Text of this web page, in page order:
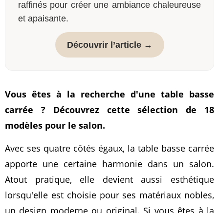
raffinés pour créer une ambiance chaleureuse
et apaisante.
Découvrir l’article →
Vous êtes à la recherche d'une table basse
carrée ? Découvrez cette sélection de 18
modèles pour le salon.
Avec ses quatre côtés égaux, la table basse carrée
apporte une certaine harmonie dans un salon.
Atout pratique, elle devient aussi esthétique
lorsqu'elle est choisie pour ses matériaux nobles,
un design moderne ou original. Si vous êtes à la